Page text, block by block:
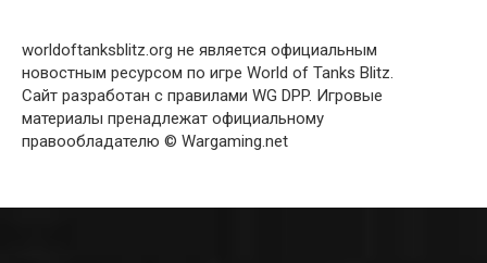
worldoftanksblitz.org не является официальным
новостным ресурсом по игре World of Tanks Blitz.
Сайт разработан с правилами WG DPP. Игровые
материалы пренадлежат официальному
правообладателю © Wargaming.net